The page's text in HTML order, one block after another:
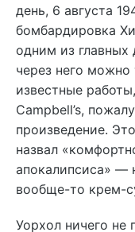
день, 6 августа
бомбардировка
одним из
через него можно
известные
Campbell’s,
произведение.
назвал
апокалипсиса» —
вообще-то крем-
Уорхол ничего не